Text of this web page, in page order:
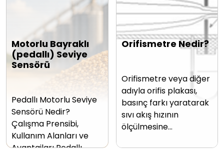
Motorlu Bayraklı
(pedallı) Seviye
Sensörü
Pedallı Motorlu Seviye
Sensörü Nedir?
Çalışma Prensibi,
Kullanım Alanları ve
Avantajları Pedallı…
Orifismetre Nedir?
Orifismetre veya diğer
adıyla orifis plakası,
basınç farkı yaratarak
sıvı akış hızının
ölçülmesine…